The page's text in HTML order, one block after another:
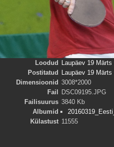
Loodud
Laupäev 19
Postitatud
Laupäev 19
Dimensioonid 3008*2000
Fail
DSC09195.JPG
Failisuurus 3840 Kb
Albumid
Külastust 11555